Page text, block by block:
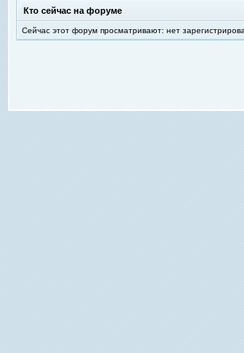
Кто сейчас на форуме
Сейчас этот форум просматривают: нет